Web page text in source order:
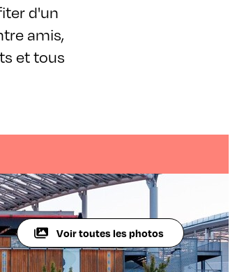
d'un
amis,
et tous
Voir toutes les photos